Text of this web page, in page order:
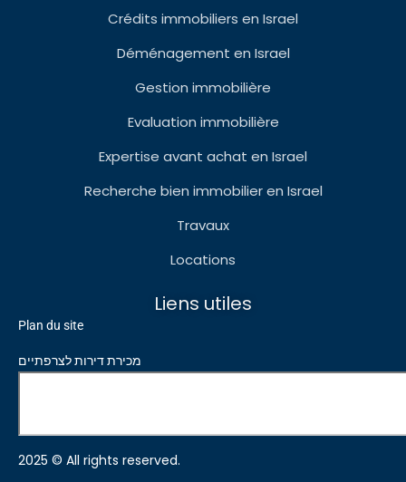
Crédits immobiliers en Israel
Déménagement en Israel
Gestion immobilière
Evaluation immobilière
Expertise avant achat en Israel
Recherche bien immobilier en Israel
Travaux
Locations
Liens utiles
Plan du site
מכירת דירות לצרפתיים
2025 © All rights reserved.